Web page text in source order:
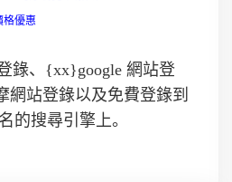
格優惠
錄、{xx}google 網站登
網站登錄以及免費登錄到
的搜尋引擎上。